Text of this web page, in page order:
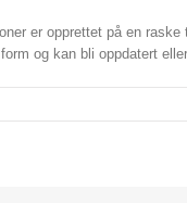
er opprettet på en
og kan bli oppdatert